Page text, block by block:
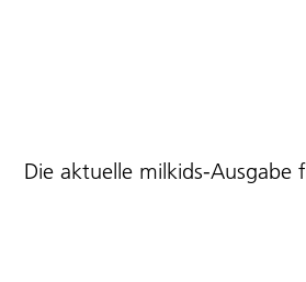
Die aktuelle milkids-Ausgabe